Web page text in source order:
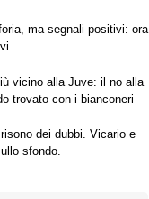
ma segnali positivi: ora
vicino alla Juve: il no alla
trovato con i bianconeri
dei dubbi. Vicario e
sfondo.